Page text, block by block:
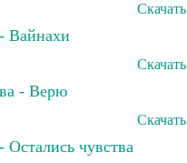
Скачать
Вайнахи
Скачать
- Верю
Скачать
чувства